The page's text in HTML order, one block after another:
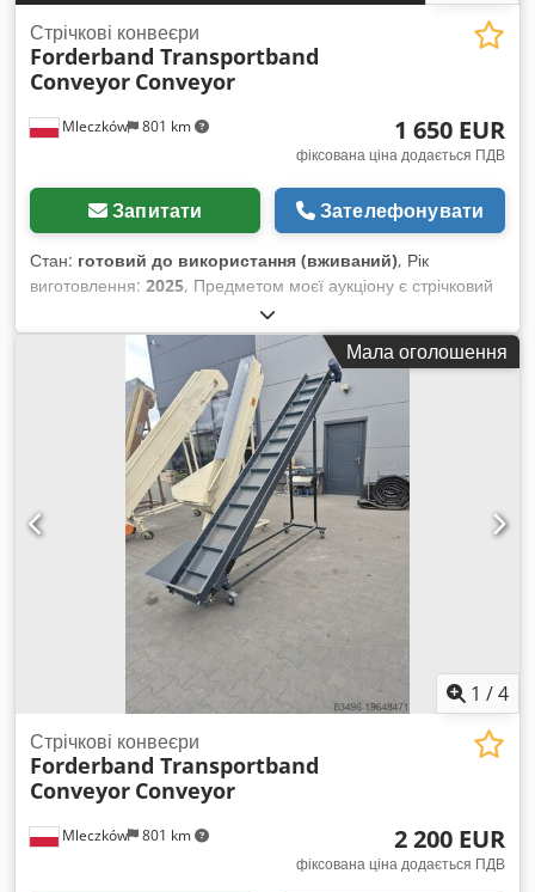
Mleczków 801 km
Стрічкові конвеєри
Forderband Transportband
Conveyor Conveyor
1 650 EUR
фіксована ціна додається ПДВ
Запитати Зателефонувати
Стан: готовий до використання (вживаний), Рік
виготовлення: 2025, Предметом моєї аукціону є стрічковий
транспортер довжиною 3 м або 4 м, ширина стрічки 0,4 м.
Можливість транспортування. Djdpsv Iyqasfx Abnjwa
Мала оголошення
1 /4
Mleczków 801 km
Стрічкові конвеєри
Forderband Transportband
Conveyor Conveyor
2 200 EUR
фіксована ціна додається ПДВ